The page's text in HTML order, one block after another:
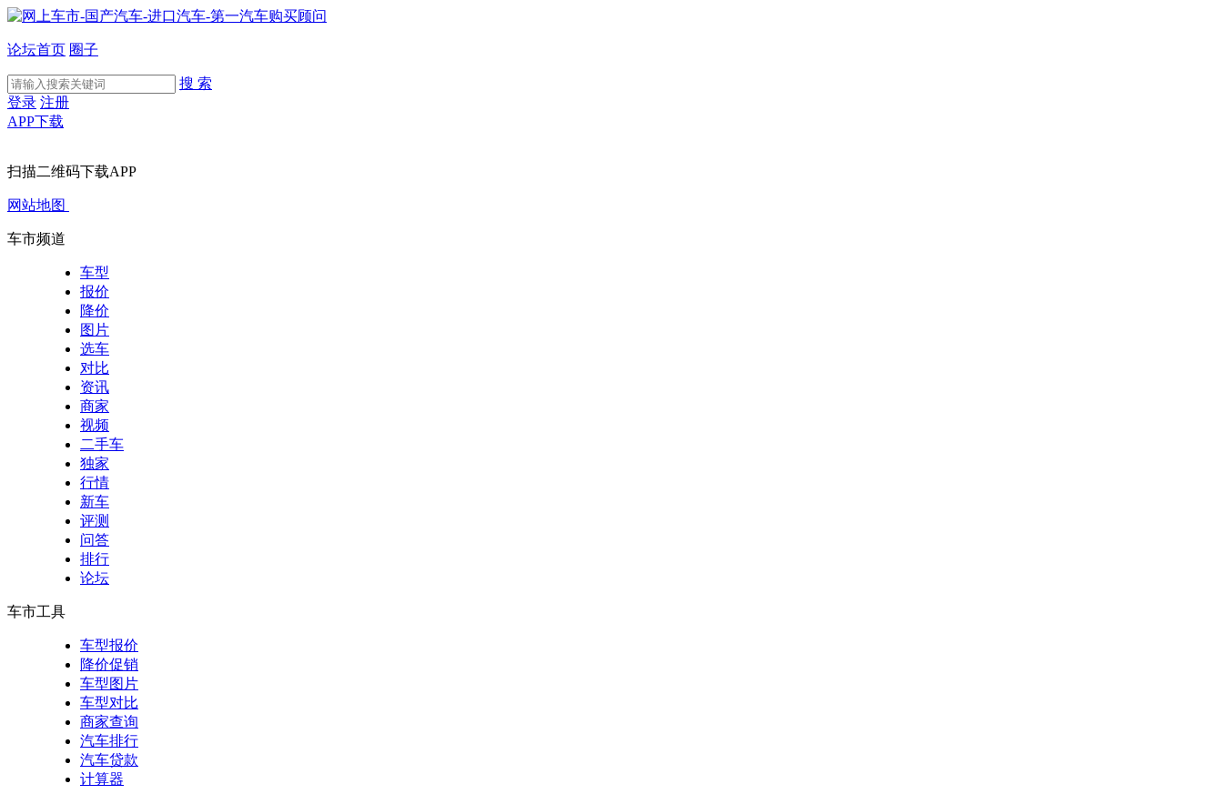
论坛首页 圈子
搜 索
登录 注册
APP下载
扫描二维码下载APP
网站地图
车市频道
车型
报价
降价
图片
选车
对比
资讯
商家
视频
二手车
独家
行情
新车
评测
问答
排行
论坛
车市工具
车型报价
降价促销
车型图片
车型对比
商家查询
汽车排行
汽车贷款
计算器